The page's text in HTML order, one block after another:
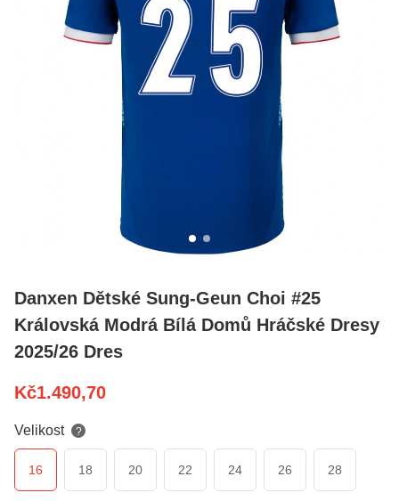
Danxen Dětské Sung-Geun Choi #25
Královská Modrá Bílá Domů Hráčské Dresy
2025/26 Dres
Kč1.490,70
Velikost ?
16 18 20 22 24 26 28